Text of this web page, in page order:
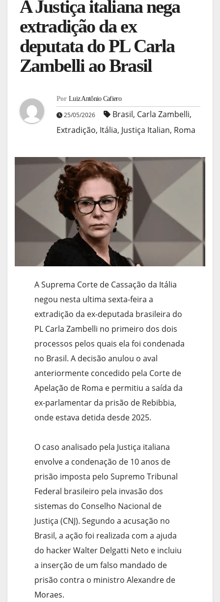
A Justiça italiana nega
extradição da ex
deputata do PL Carla
Zambelli ao Brasil
Por Luiz Antônio Cafiero
25/05/2026 Brasil, Carla Zambelli,
Extradição, Itália, Justiça Italian, Roma
A Suprema Corte de Cassação da Itália
negou nesta ultima sexta-feira a
extradição da ex-deputada brasileira do
PL Carla Zambelli no primeiro dos dois
processos pelos quais ela foi condenada
no Brasil. A decisão anulou o aval
anteriormente concedido pela Corte de
Apelação de Roma e permitiu a saída da
ex-parlamentar da prisão de Rebibbia,
onde estava detida desde 2025.
O caso analisado pela Justiça italiana
envolve a condenação de 10 anos de
prisão imposta pelo Supremo Tribunal
Federal brasileiro pela invasão dos
sistemas do Conselho Nacional de
Justiça (CNJ). Segundo a acusação no
Brasil, a ação foi realizada com a ajuda
do hacker Walter Delgatti Neto e incluiu
a inserção de um falso mandado de
prisão contra o ministro Alexandre de
Moraes.